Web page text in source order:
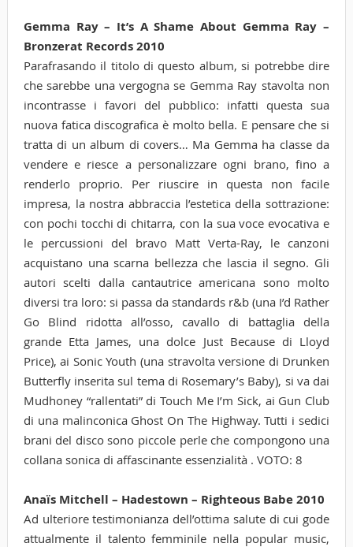
Gemma Ray – It’s A Shame About Gemma Ray –
Bronzerat Records 2010
Parafrasando il titolo di questo album, si potrebbe dire
che sarebbe una vergogna se Gemma Ray stavolta non
incontrasse i favori del pubblico: infatti questa sua
nuova fatica discografica è molto bella. E pensare che si
tratta di un album di covers… Ma Gemma ha classe da
vendere e riesce a personalizzare ogni brano, fino a
renderlo proprio. Per riuscire in questa non facile
impresa, la nostra abbraccia l’estetica della sottrazione:
con pochi tocchi di chitarra, con la sua voce evocativa e
le percussioni del bravo Matt Verta-Ray, le canzoni
acquistano una scarna bellezza che lascia il segno. Gli
autori scelti dalla cantautrice americana sono molto
diversi tra loro: si passa da standards r&b (una I’d Rather
Go Blind ridotta all’osso, cavallo di battaglia della
grande Etta James, una dolce Just Because di Lloyd
Price), ai Sonic Youth (una stravolta versione di Drunken
Butterfly inserita sul tema di Rosemary’s Baby), si va dai
Mudhoney “rallentati” di Touch Me I’m Sick, ai Gun Club
di una malinconica Ghost On The Highway. Tutti i sedici
brani del disco sono piccole perle che compongono una
collana sonica di affascinante essenzialità . VOTO: 8
Anaïs Mitchell – Hadestown – Righteous Babe 2010
Ad ulteriore testimonianza dell’ottima salute di cui gode
attualmente il talento femminile nella popular music,